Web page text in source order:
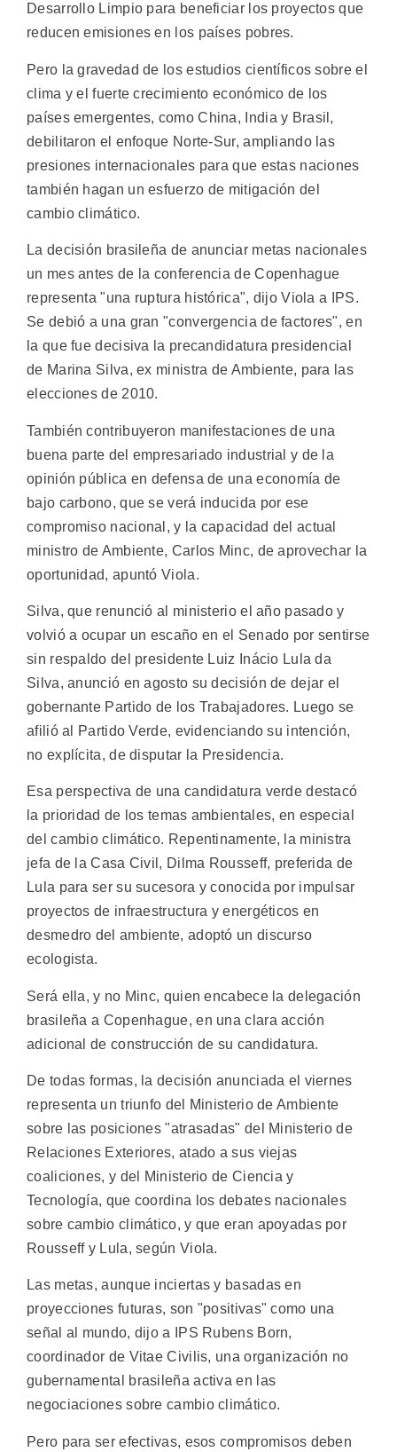
Desarrollo Limpio para beneficiar los proyectos que
reducen emisiones en los países pobres.
Pero la gravedad de los estudios científicos sobre el
clima y el fuerte crecimiento económico de los
países emergentes, como China, India y Brasil,
debilitaron el enfoque Norte-Sur, ampliando las
presiones internacionales para que estas naciones
también hagan un esfuerzo de mitigación del
cambio climático.
La decisión brasileña de anunciar metas nacionales
un mes antes de la conferencia de Copenhague
representa "una ruptura histórica", dijo Viola a IPS.
Se debió a una gran "convergencia de factores", en
la que fue decisiva la precandidatura presidencial
de Marina Silva, ex ministra de Ambiente, para las
elecciones de 2010.
También contribuyeron manifestaciones de una
buena parte del empresariado industrial y de la
opinión pública en defensa de una economía de
bajo carbono, que se verá inducida por ese
compromiso nacional, y la capacidad del actual
ministro de Ambiente, Carlos Minc, de aprovechar la
oportunidad, apuntó Viola.
Silva, que renunció al ministerio el año pasado y
volvió a ocupar un escaño en el Senado por sentirse
sin respaldo del presidente Luiz Inácio Lula da
Silva, anunció en agosto su decisión de dejar el
gobernante Partido de los Trabajadores. Luego se
afilió al Partido Verde, evidenciando su intención,
no explícita, de disputar la Presidencia.
Esa perspectiva de una candidatura verde destacó
la prioridad de los temas ambientales, en especial
del cambio climático. Repentinamente, la ministra
jefa de la Casa Civil, Dilma Rousseff, preferida de
Lula para ser su sucesora y conocida por impulsar
proyectos de infraestructura y energéticos en
desmedro del ambiente, adoptó un discurso
ecologista.
Será ella, y no Minc, quien encabece la delegación
brasileña a Copenhague, en una clara acción
adicional de construcción de su candidatura.
De todas formas, la decisión anunciada el viernes
representa un triunfo del Ministerio de Ambiente
sobre las posiciones "atrasadas" del Ministerio de
Relaciones Exteriores, atado a sus viejas
coaliciones, y del Ministerio de Ciencia y
Tecnología, que coordina los debates nacionales
sobre cambio climático, y que eran apoyadas por
Rousseff y Lula, según Viola.
Las metas, aunque inciertas y basadas en
proyecciones futuras, son "positivas" como una
señal al mundo, dijo a IPS Rubens Born,
coordinador de Vitae Civilis, una organización no
gubernamental brasileña activa en las
negociaciones sobre cambio climático.
Pero para ser efectivas, esos compromisos deben